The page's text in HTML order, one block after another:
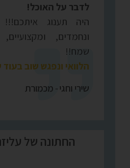
לדבר על האוכל!
היה תענוג איתכם!!!
ונחמדים,
שמח!!
הלוואי ונפגש שוב
שירי וחגי-מכמורת
החתונה של